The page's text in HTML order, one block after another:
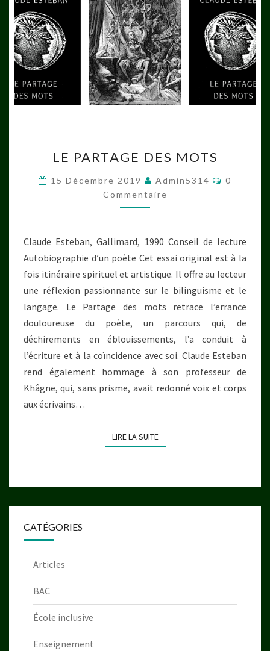
PARTAGE
DES
MOTS
LE PARTAGE DES MOTS
15 Décembre 2019 Admin5314
0
Commentaire
Claude Esteban, Gallimard, 1990 Conseil de lecture
Autobiographie d’un poète Cet essai original est à la
fois itinéraire spirituel et artistique. Il offre au lecteur
une réflexion passionnante sur le bilinguisme et le
langage. Le Partage des mots retrace l’errance
douloureuse du poète, un parcours qui, de
déchirements en éblouissements, l’a conduit à
l’écriture et à la coïncidence avec soi. Claude Esteban
rend également hommage à son professeur de
Khâgne, qui, sans prisme, avait redonné voix et corps
aux écrivains…
LIRE LA SUITELIRE LA SUITE
CATÉGORIES
Articles
BAC
École inclusive
Enseignement